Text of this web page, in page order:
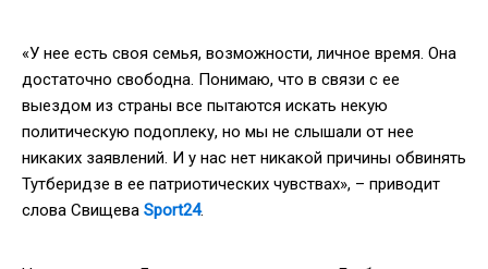
«У нее есть своя семья, возможности, личное время. Она
достаточно свободна. Понимаю, что в связи с ее
выездом из страны все пытаются искать некую
политическую подоплеку, но мы не слышали от нее
никаких заявлений. И у нас нет никакой причины обвинять
Тутберидзе в ее патриотических чувствах», – приводит
слова Свищева Sport24.